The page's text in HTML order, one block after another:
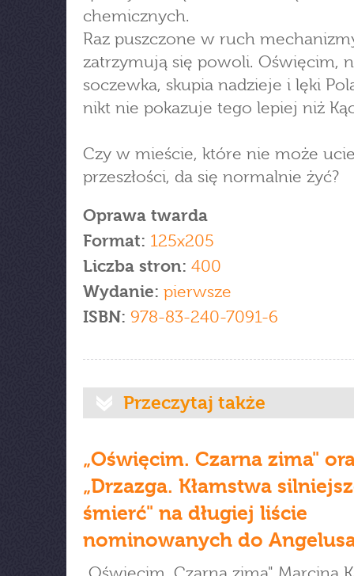
chemicznych.
Raz puszczone w ruch
zatrzymują się powoli. Oświęcim,
soczewka, skupia nadzieje i lęki
nikt nie pokazuje tego lepiej niż
Czy w mieście, które nie może
przeszłości, da się normalnie żyć?
Oprawa twarda
Format: 125x205
Liczba stron: 400
Wydanie: pierwsze
ISBN: 978-83-240-7091-6
Przeczytaj także
„Oświęcim. Czarna zima"
„Drzazga. Kłamstwa
śmierć" na długiej liście
nominowanych do